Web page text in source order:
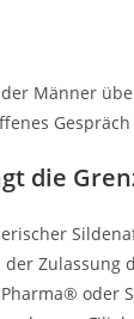
Männer
die